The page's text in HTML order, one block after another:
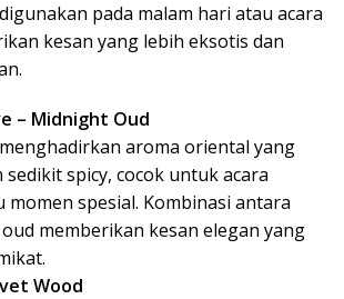
pada malam hari atau acara
kesan yang lebih eksotis dan
– Midnight Oud
aroma oriental yang
sedikit spicy, cocok untuk acara
momen spesial. Kombinasi antara
memberikan kesan elegan yang
Wood